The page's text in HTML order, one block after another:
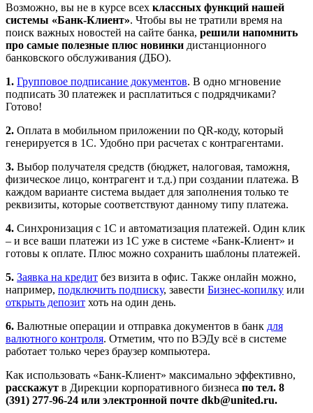
Возможно, вы не в курсе всех классных функций нашей
системы «Банк-Клиент». Чтобы вы не тратили время на
поиск важных новостей на сайте банка, решили напомнить
про самые полезные плюс новинки дистанционного
банковского обслуживания (ДБО).
1. Групповое подписание документов. В одно мгновение
подписать 30 платежек и расплатиться с подрядчиками?
Готово!
2. Оплата в мобильном приложении по QR-коду, который
генерируется в 1С. Удобно при расчетах с контрагентами.
3. Выбор получателя средств (бюджет, налоговая, таможня,
физическое лицо, контрагент и т.д.) при создании платежа. В
каждом варианте система выдает для заполнения только те
реквизиты, которые соответствуют данному типу платежа.
4. Синхронизация с 1С и автоматизация платежей. Один клик
– и все ваши платежи из 1С уже в системе «Банк-Клиент» и
готовы к оплате. Плюс можно сохранить шаблоны платежей.
5. Заявка на кредит без визита в офис. Также онлайн можно,
например, подключить подписку, завести Бизнес-копилку или
открыть депозит хоть на один день.
6. Валютные операции и отправка документов в банк для
валютного контроля. Отметим, что по ВЭДу всё в системе
работает только через браузер компьютера.
Как использовать «Банк-Клиент» максимально эффективно,
расскажут в Дирекции корпоративного бизнеса по тел. 8
(391) 277-96-24 или электронной почте dkb@united.ru.